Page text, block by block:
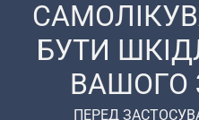
БУТИ
ВАШОГО
ПЕРЕД